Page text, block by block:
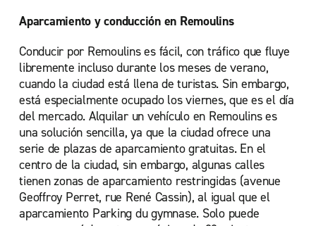
Aparcamiento y conducción en Remoulins
Conducir por Remoulins es fácil, con tráfico que fluye
libremente incluso durante los meses de verano,
cuando la ciudad está llena de turistas. Sin embargo,
está especialmente ocupado los viernes, que es el día
del mercado. Alquilar un vehículo en Remoulins es
una solución sencilla, ya que la ciudad ofrece una
serie de plazas de aparcamiento gratuitas. En el
centro de la ciudad, sin embargo, algunas calles
tienen zonas de aparcamiento restringidas (avenue
Geoffroy Perret, rue René Cassin), al igual que el
aparcamiento Parking du gymnase. Solo puede